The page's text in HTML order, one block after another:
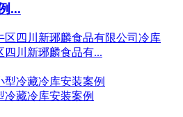
...
四川新琊麟食品有...
冷藏冷库安装案例